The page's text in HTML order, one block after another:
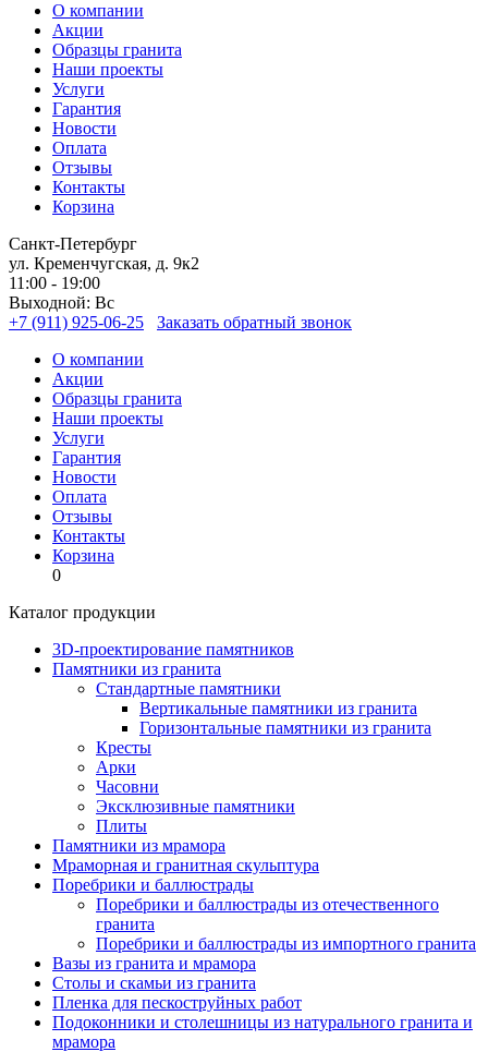
О компании
Акции
Образцы гранита
Наши проекты
Услуги
Гарантия
Новости
Оплата
Отзывы
Контакты
Корзина
Санкт-Петербург
ул. Кременчугская, д. 9к2
11:00 - 19:00
Выходной: Вс
+7 (911) 925-06-25
Заказать обратный звонок
О компании
Акции
Образцы гранита
Наши проекты
Услуги
Гарантия
Новости
Оплата
Отзывы
Контакты
Корзина
0
Каталог продукции
3D-проектирование памятников
Памятники из гранита
Стандартные памятники
Вертикальные памятники из гранита
Горизонтальные памятники из гранита
Кресты
Арки
Часовни
Эксклюзивные памятники
Плиты
Памятники из мрамора
Мраморная и гранитная скульптура
Поребрики и баллюстрады
Поребрики и баллюстрады из отечественного
гранита
Поребрики и баллюстрады из импортного гранита
Вазы из гранита и мрамора
Столы и скамьи из гранита
Пленка для пескоструйных работ
Подоконники и столешницы из натурального гранита и
мрамора